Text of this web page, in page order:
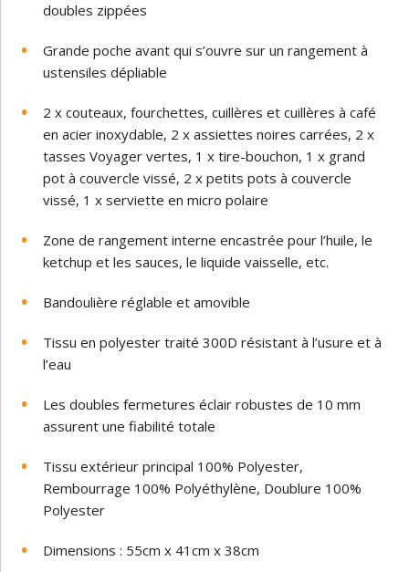
doubles zippées
Grande poche avant qui s’ouvre sur un rangement à
ustensiles dépliable
2 x couteaux, fourchettes, cuillères et cuillères à café
en acier inoxydable, 2 x assiettes noires carrées, 2 x
tasses Voyager vertes, 1 x tire-bouchon, 1 x grand
pot à couvercle vissé, 2 x petits pots à couvercle
vissé, 1 x serviette en micro polaire
Zone de rangement interne encastrée pour l’huile, le
ketchup et les sauces, le liquide vaisselle, etc.
Bandoulière réglable et amovible
Tissu en polyester traité 300D résistant à l’usure et à
l’eau
Les doubles fermetures éclair robustes de 10 mm
assurent une fiabilité totale
Tissu extérieur principal 100% Polyester,
Rembourrage 100% Polyéthylène, Doublure 100%
Polyester
Dimensions : 55cm x 41cm x 38cm